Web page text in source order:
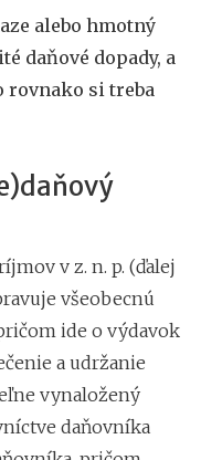
alebo hmotný
daňové dopady, a
rovnako si treba
v z. n. p. (ďalej
všeobecnú
ide o výdavok
a udržanie
vynaložený
daňovníka